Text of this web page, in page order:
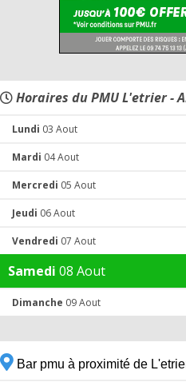
Horaires du PMU L'etrier -
Lundi 03 Aout
Mardi 04 Aout
Mercredi 05 Aout
Jeudi 06 Aout
Vendredi 07 Aout
Samedi 08 Aout
Dimanche 09 Aout
Bar pmu à proximité de